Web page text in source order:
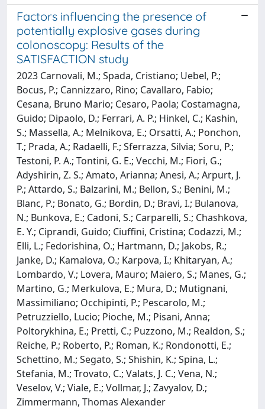
Factors influencing the presence of
potentially explosive gases during
colonoscopy: Results of the
SATISFACTION study
2023 Carnovali, M.; Spada, Cristiano; Uebel, P.;
Bocus, P.; Cannizzaro, Rino; Cavallaro, Fabio;
Cesana, Bruno Mario; Cesaro, Paola; Costamagna,
Guido; Dipaolo, D.; Ferrari, A. P.; Hinkel, C.; Kashin,
S.; Massella, A.; Melnikova, E.; Orsatti, A.; Ponchon,
T.; Prada, A.; Radaelli, F.; Sferrazza, Silvia; Soru, P.;
Testoni, P. A.; Tontini, G. E.; Vecchi, M.; Fiori, G.;
Adyshirin, Z. S.; Amato, Arianna; Anesi, A.; Arpurt, J.
P.; Attardo, S.; Balzarini, M.; Bellon, S.; Benini, M.;
Blanc, P.; Bonato, G.; Bordin, D.; Bravi, I.; Bulanova,
N.; Bunkova, E.; Cadoni, S.; Carparelli, S.; Chashkova,
E. Y.; Ciprandi, Guido; Ciuffini, Cristina; Codazzi, M.;
Elli, L.; Fedorishina, O.; Hartmann, D.; Jakobs, R.;
Janke, D.; Kamalova, O.; Karpova, I.; Khitaryan, A.;
Lombardo, V.; Lovera, Mauro; Maiero, S.; Manes, G.;
Martino, G.; Merkulova, E.; Mura, D.; Mutignani,
Massimiliano; Occhipinti, P.; Pescarolo, M.;
Petruzziello, Lucio; Pioche, M.; Pisani, Anna;
Poltorykhina, E.; Pretti, C.; Puzzono, M.; Realdon, S.;
Reiche, P.; Roberto, P.; Roman, K.; Rondonotti, E.;
Schettino, M.; Segato, S.; Shishin, K.; Spina, L.;
Stefania, M.; Trovato, C.; Valats, J. C.; Vena, N.;
Veselov, V.; Viale, E.; Vollmar, J.; Zavyalov, D.;
Zimmermann, Thomas Alexander